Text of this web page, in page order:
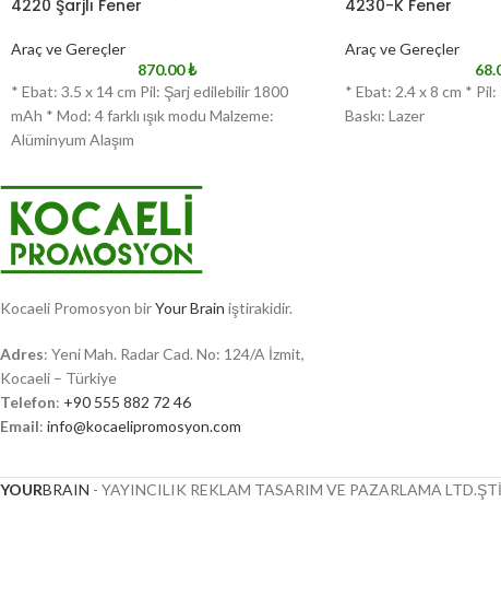
4220 Şarjlı Fener
Araç ve Gereçler
870.00₺
* Ebat: 3.5 x 14 cm Pil: Şarj edilebilir 1800
mAh * Mod: 4 farklı ışık modu Malzeme:
Alüminyum Alaşım
4230-K Fener
Araç ve Gereçler
* Ebat: 2.4 x 8 cm * Pil:
Baskı: Lazer
Kocaeli Promosyon birYour Brain iştirakidir.
Adres: Yeni Mah. Radar Cad. No: 124/A İzmit,
Kocaeli – Türkiye
Telefon: +90 555 882 72 46
Email: info@kocaelipromosyon.com
YOURBRAIN - YAYINCILIK REKLAM TASARIM VE PAZARLAMA